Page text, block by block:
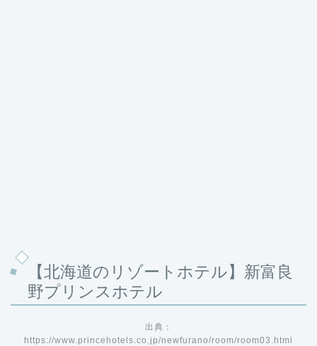
【北海道のリゾートホテル】新富良
野プリンスホテル
出典：
https://www.princehotels.co.jp/newfurano/room/room03.html